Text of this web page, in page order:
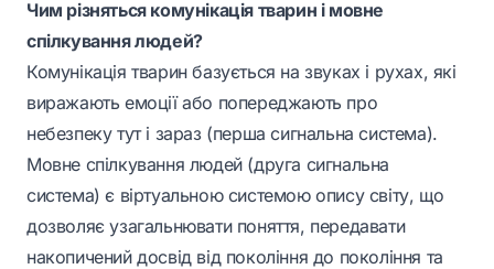
Чим різняться комунікація тварин і мовне
спілкування людей?
Комунікація тварин базується на звуках і рухах, які
виражають емоції або попереджають про
небезпеку тут і зараз (перша сигнальна система).
Мовне спілкування людей (друга сигнальна
система) є віртуальною системою опису світу, що
дозволяє узагальнювати поняття, передавати
накопичений досвід від покоління до покоління та